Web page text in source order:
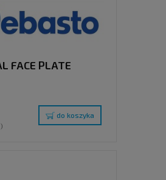
FACE PLATE
)
do koszyka